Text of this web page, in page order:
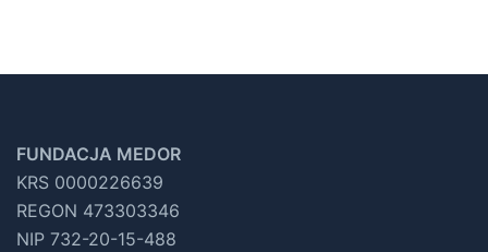
FUNDACJA MEDOR
KRS 0000226639
REGON 473303346
NIP 732-20-15-488